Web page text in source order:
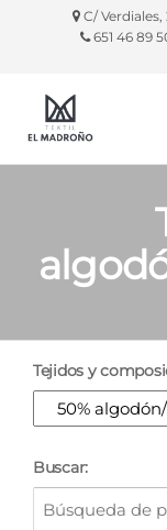
C/ Verdiales,
651 46 89
silla,
Tejidos y
Buscar: